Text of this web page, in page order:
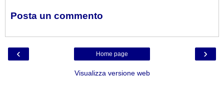
Posta un commento
‹ ›
Home page
Visualizza versione web